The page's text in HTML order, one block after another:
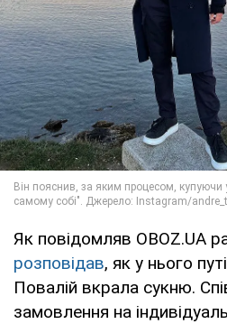
Як повідомляв OBOZ.UA
розповідав, як у нього
Повалій вкрала сукню.
замовлення на